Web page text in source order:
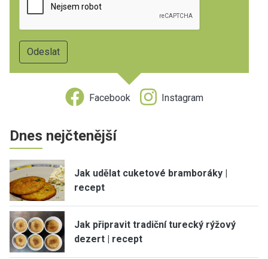
Facebook Instagram
Dnes nejčtenější
Jak udělat cuketové bramboráky |
recept
Jak připravit tradiční turecký rýžový
dezert | recept